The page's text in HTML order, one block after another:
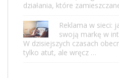
działania, które
Reklama w sieci:
swoją markę w
W dzisiejszych czasach
tylko atut, ale wręcz …